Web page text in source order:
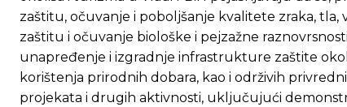
zaštitu, očuvanje i poboljšanje kvalitete zraka, tla,
zaštitu i očuvanje biološke i pejzažne
unapređenje i izgradnje infrastrukture zaštite
korištenja prirodnih dobara, kao i održivih
projekata i drugih aktivnosti, uključujući